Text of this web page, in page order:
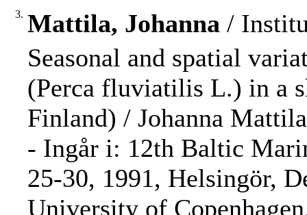
3. Mattila, Johanna /
Seasonal and spatial
(Perca fluviatilis L.) in a
Finland) / Johanna
- Ingår i: 12th Baltic
25-30, 1991, Helsingör,
University of